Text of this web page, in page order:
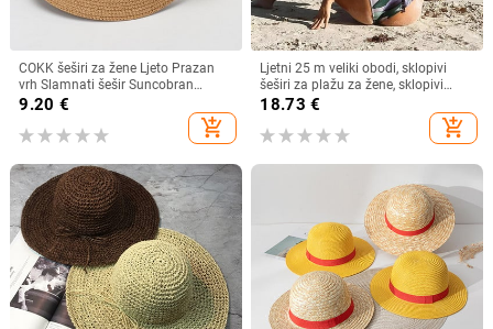
COKK šeširi za žene Ljeto Prazan
vrh Slamnati šešir Suncobran
Krema za sunčanje Šešir za plažu
Ženski štitnik za zaštitu od sunca
Roditelji Dječji Šeširi za sunce
9.20 €
add_shopping_cart
Ljetni 25 m veliki obodi, sklopivi
šeširi za plažu za žene, sklopivi
slamnati šešir, šešir za zaštitu od
Dropshipping
18.73 €
add_shopping_cart